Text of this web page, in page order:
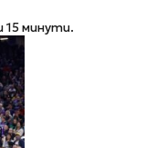
15 минути.